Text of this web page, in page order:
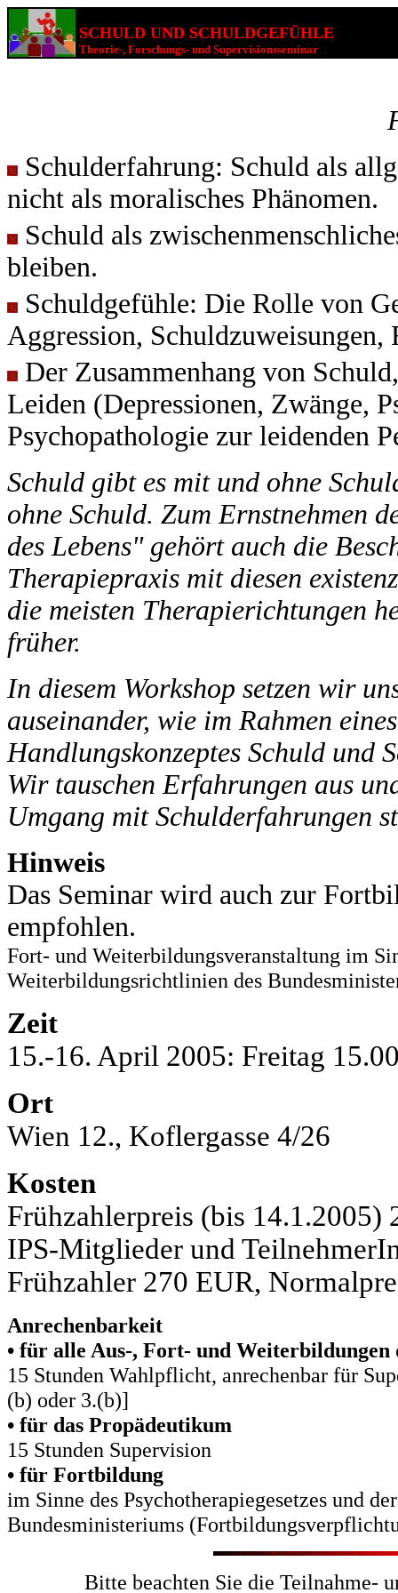
SCHULD UND SCHULDGEFÜHLE
Theorie-, Forschungs- und Supervisionsseminar
Schulderfahrung: Schuld als
nicht als moralisches Phänomen.
Schuld als
bleiben.
Schuldgefühle: Die Rolle von
Aggression, Schuldzuweisungen,
Der Zusammenhang von
Leiden (Depressionen, Zwänge,
Psychopathologie zur leidenden
Schuld gibt es mit und ohne
ohne Schuld. Zum Ernstnehmen
des Lebens" gehört auch die
Therapiepraxis mit diesen
die meisten Therapierichtungen
früher.
In diesem Workshop setzen wir
auseinander, wie im Rahmen
Handlungskonzeptes Schuld und
Wir tauschen Erfahrungen aus
Umgang mit Schulderfahrungen
Hinweis
Das Seminar wird auch zur
empfohlen.
Fort- und Weiterbildungsveranstaltung im
Weiterbildungsrichtlinien des
Zeit
15.-16. April 2005: Freitag
Ort
Wien 12., Koflergasse 4/26
Kosten
Frühzahlerpreis (bis
IPS-Mitglieder und
Frühzahler 270 EUR,
Anrechenbarkeit
• für alle Aus-, Fort- und Weiterbildungen
15 Stunden Wahlpflicht, anrechenbar für
(b) oder 3.(b)]
• für das Propädeutikum
15 Stunden Supervision
• für Fortbildung
im Sinne des Psychotherapiegesetzes und
Bundesministeriums
Bitte beachten Sie die Teilnahme-